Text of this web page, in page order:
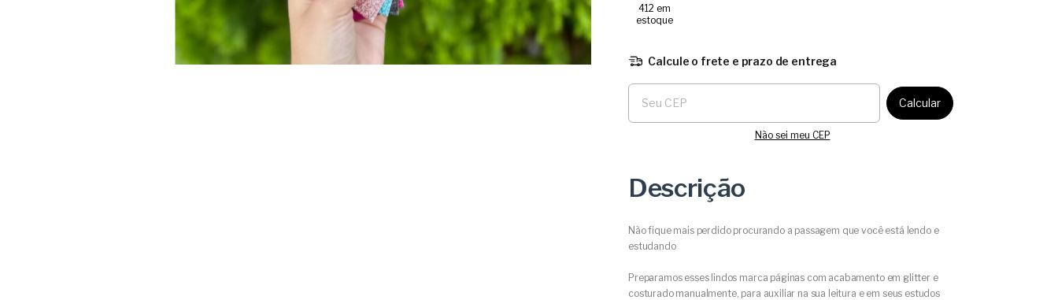
412 em
estoque
Calcule o frete e prazo de entrega
Entregas para o CEP:
Calcular
Não sei meu CEP
Descrição
Não fique mais perdido procurando a passagem que você está lendo e
estudando
Preparamos esses lindos marca páginas com acabamento em glitter e
costurado manualmente, para auxiliar na sua leitura e em seus estudos